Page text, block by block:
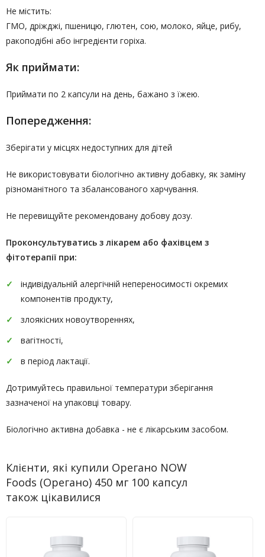
Не містить:
ГМО, дріжджі, пшеницю, глютен, сою, молоко, яйце, рибу,
ракоподібні або інгредієнти горіха.
Як приймати:
Приймати по 2 капсули на день, бажано з їжею.
Попередження:
Зберігати у місцях недоступних для дітей
Не використовувати біологічно активну добавку, як заміну
різноманітного та збалансованого харчування.
Не перевищуйте рекомендовану добову дозу.
Проконсультуватись з лікарем або фахівцем з
фітотерапії при:
індивідуальній алергічній непереносимості окремих
компонентів продукту,
злоякісних новоутвореннях,
вагітності,
в період лактації.
Дотримуйтесь правильної температури зберігання
зазначеної на упаковці товару.
Біологічно активна добавка - не є лікарським засобом.
Клієнти, які купили Орегано NOW
Foods (Орегано) 450 мг 100 капсул
також цікавилися